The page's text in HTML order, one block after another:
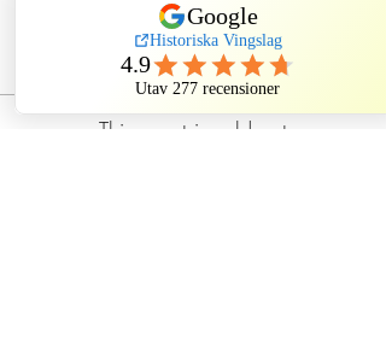
SEK 120.00
This event is sold out